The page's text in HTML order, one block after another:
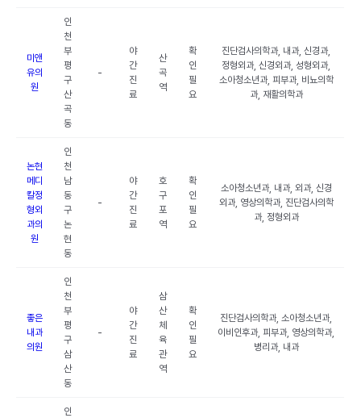
미앤
유의
원
인
천
부
평
구
산
곡
동
-
야
간
진
료
산
곡
역
확
인
필
요
진단검사의학과, 내과, 신경과,
정형외과, 신경외과, 성형외과,
소아청소년과, 피부과, 비뇨의학
과, 재활의학과
논현
메디
칼정
형외
과의
원
인
천
남
동
구
논
현
동
-
야
간
진
료
호
구
포
역
확
인
필
요
소아청소년과, 내과, 외과, 신경
외과, 영상의학과, 진단검사의학
과, 정형외과
좋은
내과
의원
인
천
부
평
구
삼
산
동
-
야
간
진
료
삼
산
체
육
관
역
확
인
필
요
진단검사의학과, 소아청소년과,
이비인후과, 피부과, 영상의학과,
병리과, 내과
인